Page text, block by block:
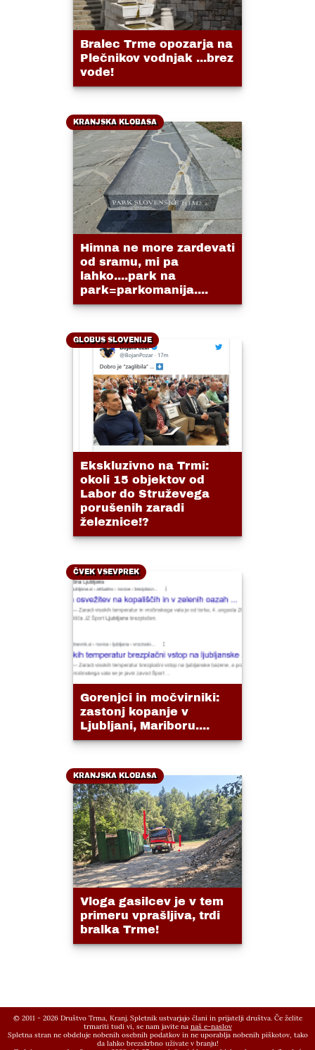
Bralec Trme opozarja na
Plečnikov vodnjak ...brez
vode!
KRANJSKA KLOBASA
Himna ne more zardevati
od sramu, mi pa
lahko....park na
park=parkomanija....
GLOBUS SLOVENIJE
Ekskluzivno na Trmi:
okoli 15 objektov od
Labor do Struževega
porušenih zaradi
železnice!?
ČVEK VSEVPREK
Gorenjci in močvirniki:
zastonj kopanje v
Ljubljani, Mariboru....
KRANJSKA KLOBASA
Vloga gasilcev je v tem
primeru vprašljiva, trdi
bralka Trme!
© 2011 - 2026 Društvo Trma, Kranj. Spletnik ustvarjajo člani in prijatelji društva. Če želite
trmariti tudi vi, se nam javite na naš e-naslov
Spletna stran ne obdeluje nobenih osebnih podatkov in ne uporablja nobenih piškotov, tako
da lahko brezskrbno uživate v branju!